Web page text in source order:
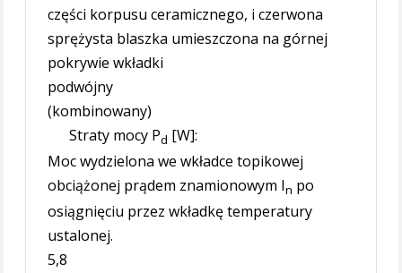
części korpusu ceramicznego, i czerwona
sprężysta blaszka umieszczona na górnej
pokrywie wkładki
podwójny
(kombinowany)
Straty mocy Pd [W]:
Moc wydzielona we wkładce topikowej
obciążonej prądem znamionowym In po
osiągnięciu przez wkładkę temperatury
ustalonej.
5,8